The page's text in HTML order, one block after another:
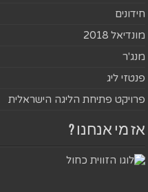
חידונים
מונדיאל 2018
מנג'ר
פנטזי ליג
פרויקט פתיחת הליגה הישראלית
אז מי אנחנו ?